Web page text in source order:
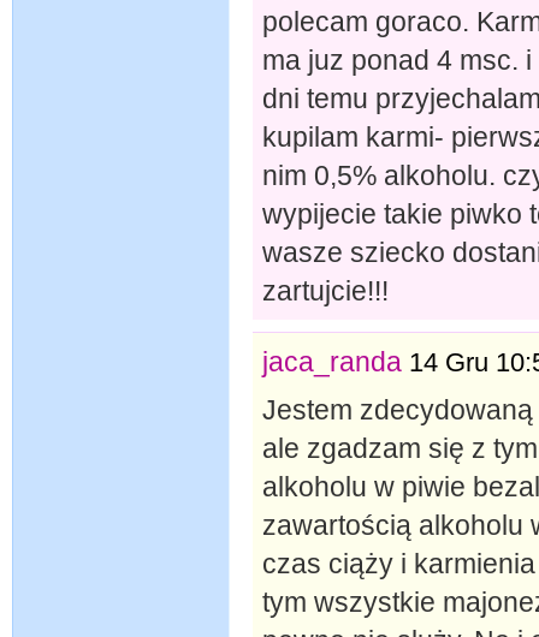
polecam goraco.
ma juz ponad 4 msc.
dni temu
kupilam karmi-
nim 0,5% alkoholu.
wypijecie takie piwko
wasze sziecko
zartujcie!!!
jaca_randa 14 Gru
Jestem
ale zgadzam się z
alkoholu w piwie
zawartością alkoholu
czas ciąży i
tym wszystkie